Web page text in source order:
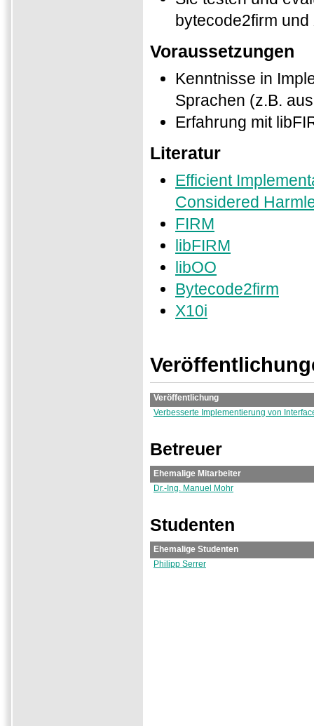
bytecode2firm und
Voraussetzungen
Kenntnisse in
Sprachen (z.B.
Erfahrung mit
Literatur
Efficient
Considered
FIRM
libFIRM
libOO
Bytecode2firm
X10i
Veröffentlichung
Verbesserte Implementierung von
Betreuer
Ehemalige Mitarbeiter
Dr.-Ing. Manuel Mohr
Studenten
Ehemalige Studenten
Philipp Serrer